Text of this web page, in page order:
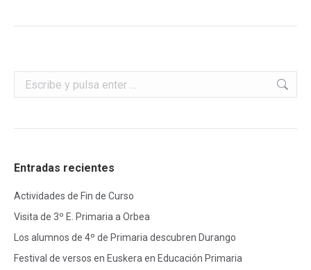
Buscar:
Entradas recientes
Actividades de Fin de Curso
Visita de 3º E. Primaria a Orbea
Los alumnos de 4º de Primaria descubren Durango
Festival de versos en Euskera en Educación Primaria